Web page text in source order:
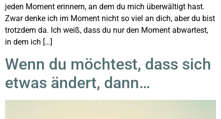
jeden Moment erinnern, an dem du mich überwältigt hast.
Zwar denke ich im Moment nicht so viel an dich, aber du bist
trotzdem da. Ich weiß, dass du nur den Moment abwartest,
in dem ich […]
Wenn du möchtest, dass sich
etwas ändert, dann…